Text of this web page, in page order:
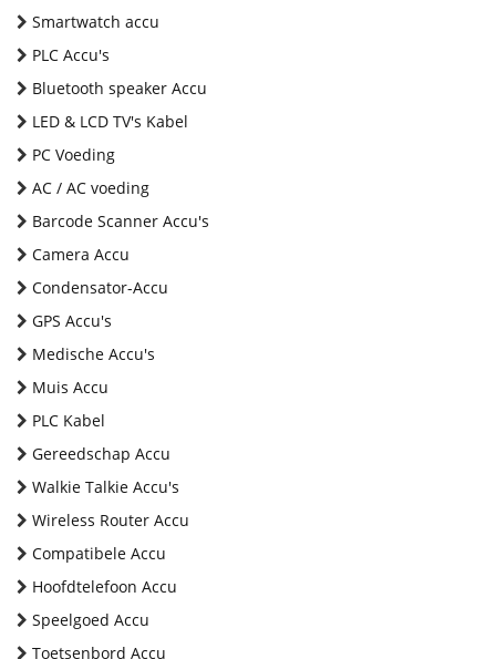
Smartwatch accu
PLC Accu's
Bluetooth speaker Accu
LED & LCD TV's Kabel
PC Voeding
AC / AC voeding
Barcode Scanner Accu's
Camera Accu
Condensator-Accu
GPS Accu's
Medische Accu's
Muis Accu
PLC Kabel
Gereedschap Accu
Walkie Talkie Accu's
Wireless Router Accu
Compatibele Accu
Hoofdtelefoon Accu
Speelgoed Accu
Toetsenbord Accu